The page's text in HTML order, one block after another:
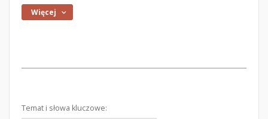
Więcej
Temat i słowa kluczowe: